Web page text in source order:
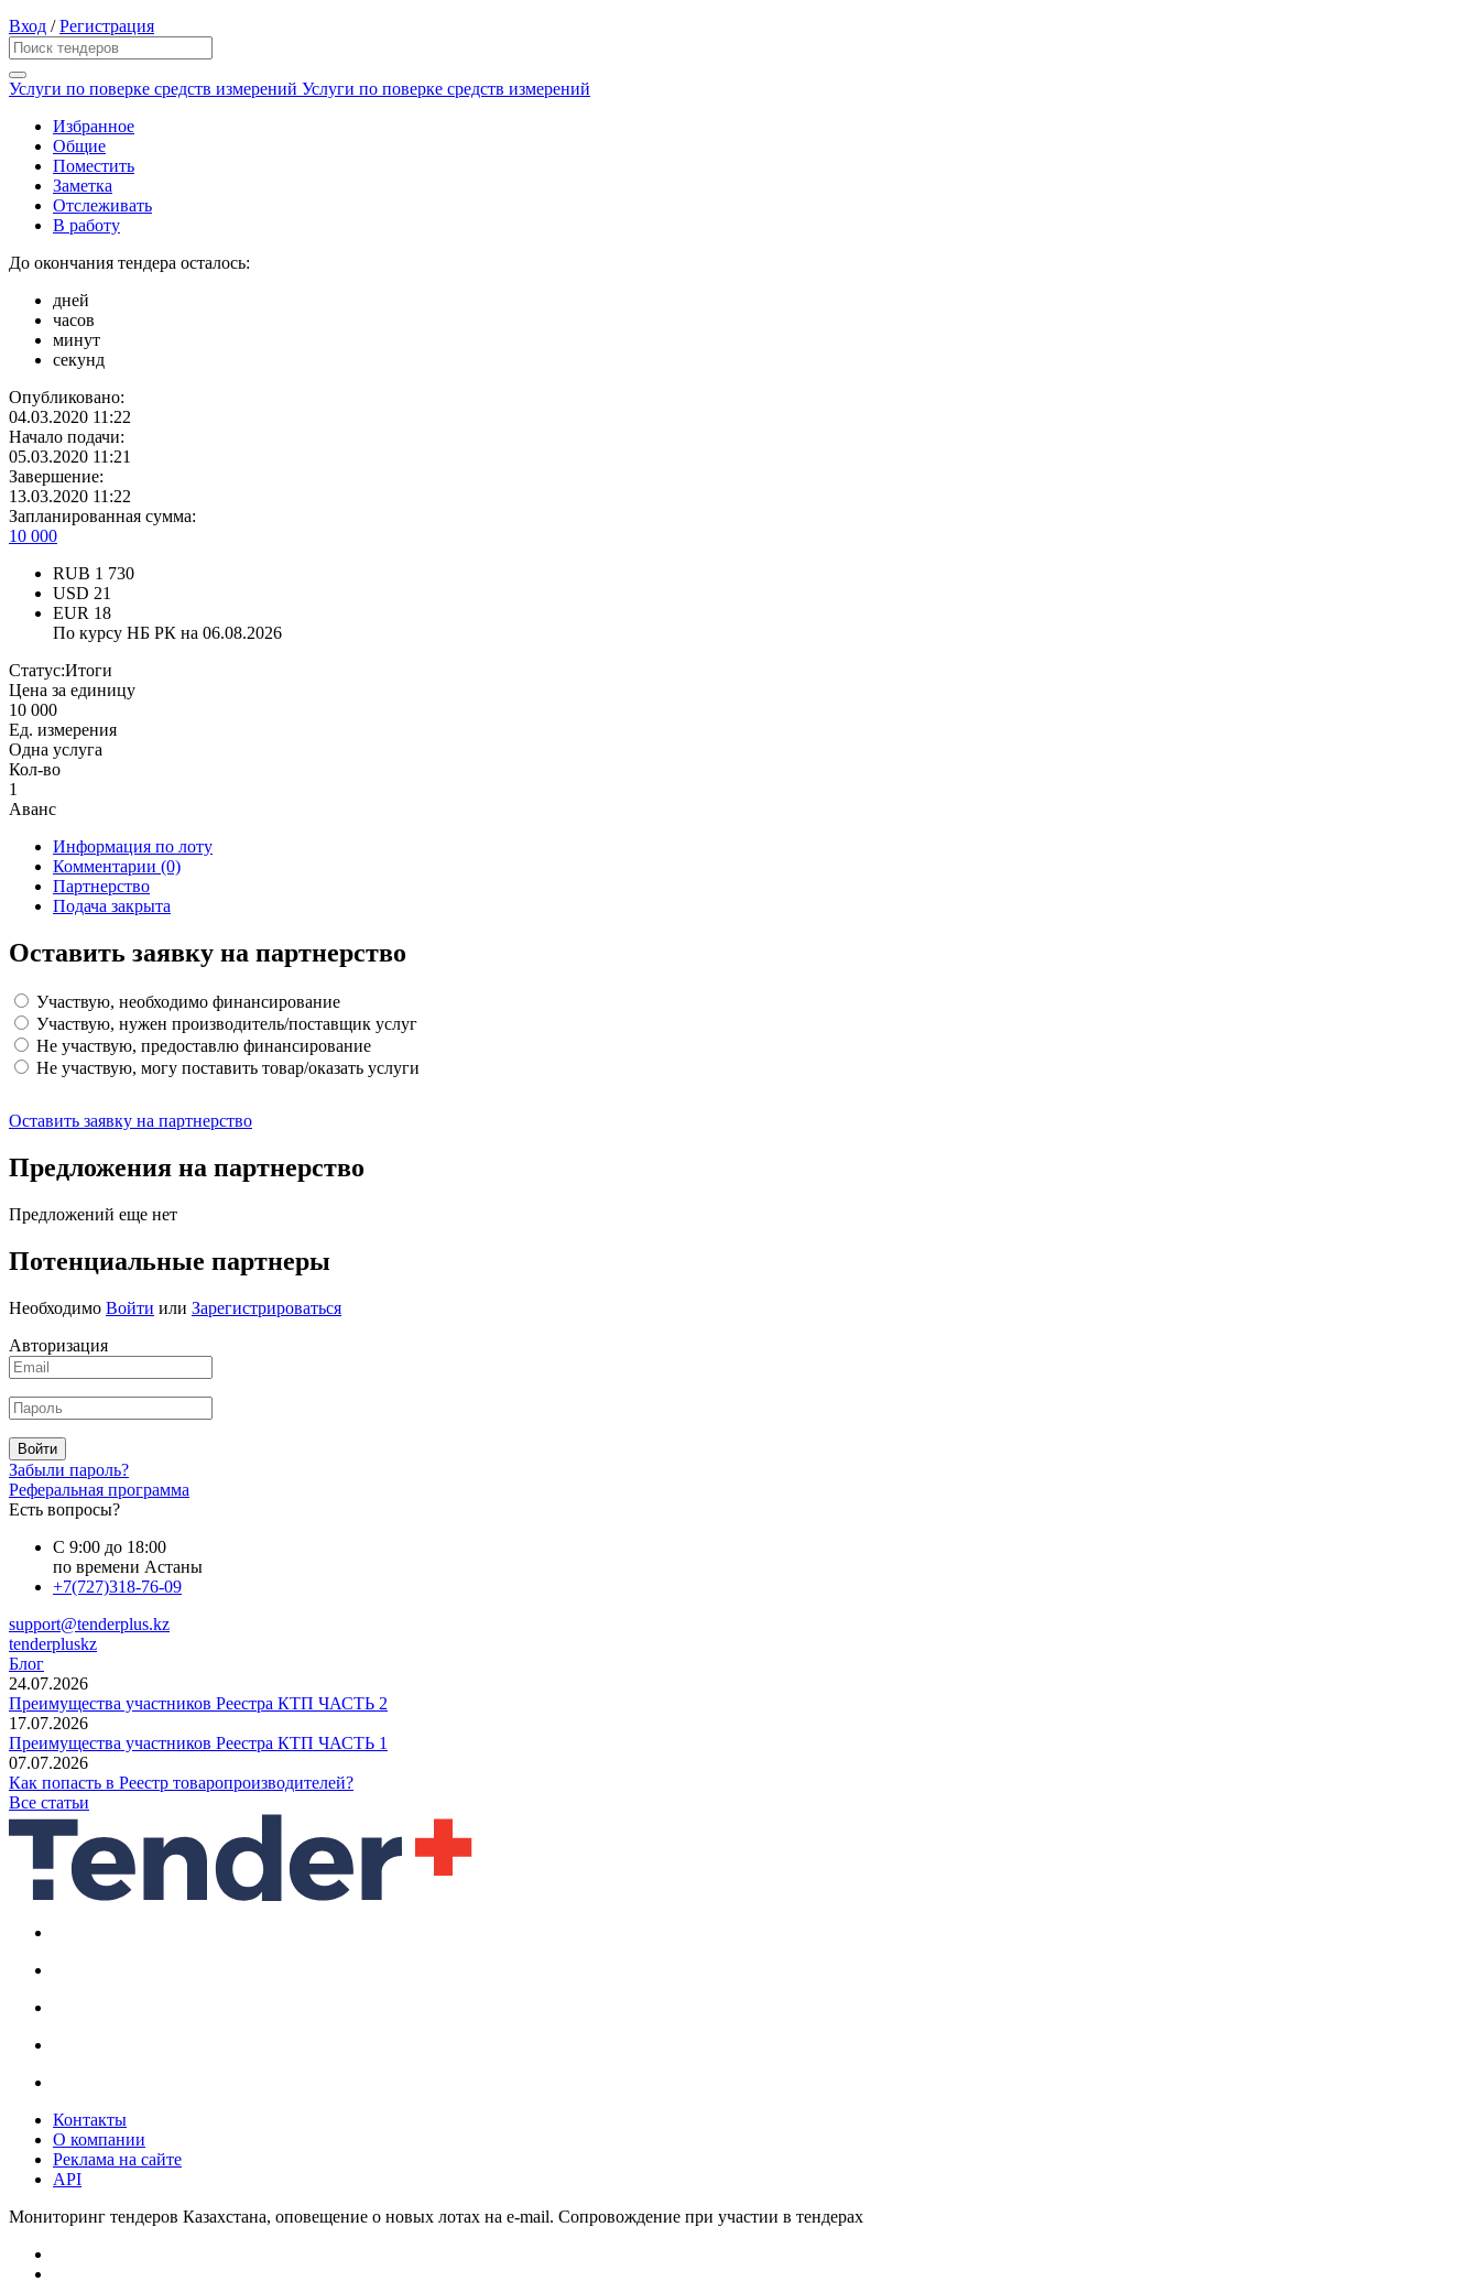
Вход /Регистрация
Услуги по поверке средств измерений Услуги по поверке средств измерений
Избранное
Общие
Поместить
Заметка
Отслеживать
В работу
До окончания тендера осталось:
дней
часов
минут
секунд
Опубликовано:
04.03.2020 11:22
Начало подачи:
05.03.2020 11:21
Завершение:
13.03.2020 11:22
Запланированная сумма:
10 000
RUB 1 730
USD 21
EUR 18
По курсу НБ РК на 06.08.2026
Статус:Итоги
Цена за единицу
10 000
Ед. измерения
Одна услуга
Кол-во
1
Аванс
Информация по лоту
Комментарии (0)
Партнерство
Подача закрыта
Оставить заявку на партнерство
Участвую, необходимо финансирование
Участвую, нужен производитель/поставщик услуг
Не участвую, предоставлю финансирование
Не участвую, могу поставить товар/оказать услуги
Оставить заявку на партнерство
Предложения на партнерство
Предложений еще нет
Потенциальные партнеры
Необходимо Войти или Зарегистрироваться
Авторизация
Войти
Забыли пароль?
Реферальная программа
Есть вопросы?
С 9:00 до 18:00
по времени Астаны
+7(727)318-76-09
support@tenderplus.kz
tenderpluskz
Блог
24.07.2026
Преимущества участников Реестра КТП ЧАСТЬ 2
17.07.2026
Преимущества участников Реестра КТП ЧАСТЬ 1
07.07.2026
Как попасть в Реестр товаропроизводителей?
Все статьи
Контакты
О компании
Реклама на сайте
API
Мониторинг тендеров Казахстана, оповещение о новых лотах на e-mail. Сопровождение при участии в тендерах